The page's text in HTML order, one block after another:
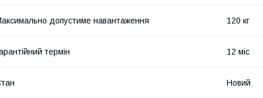
допустиме навантаження 120 кг
термін 12 міс
Новий